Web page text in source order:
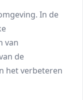
In de
van
de
het verbeteren